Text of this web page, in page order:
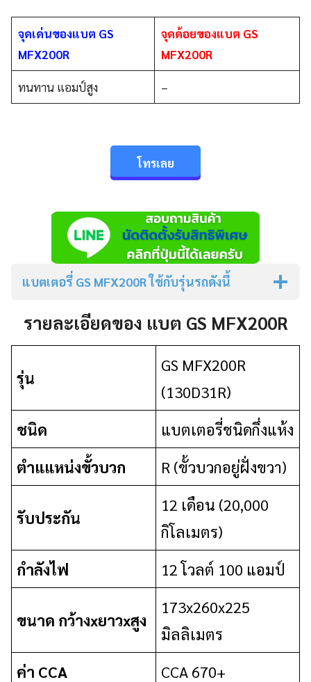
จุดเด่นของแบต GS
MFX200R
จุดด้อยของแบต GS
MFX200R
ทนทาน แอมป์สูง –
โทรเลย
แบตเตอรี่ GS MFX200Rใช้กับรุ่นรถดังนี้
รายละเอียดของ แบต GS MFX200R
รุ่น
GS MFX200R
(130D31R)
ชนิด
แบตเตอรี่ชนิดกึ่งแห้ง
ตำแแหน่งขั้วบวก
R (ขั้วบวกอยู่ฝั่งขวา)
รับประกัน
12 เดือน (20,000
กิโลเมตร)
กำลังไฟ
12 โวลต์ 100 แอมป์
ขนาด กว้างxยาวxสูง
173x260x225
มิลลิเมตร
ค่า CCA
CCA 670+